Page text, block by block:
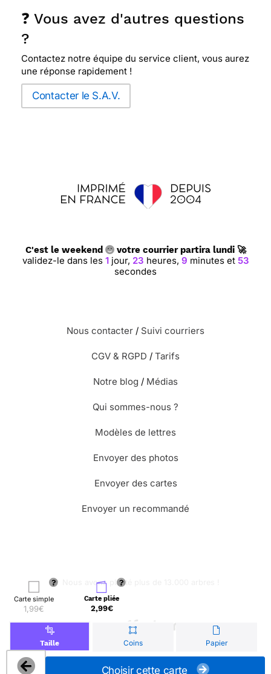
Carte simple
1,99€
Carte pliée
2,99€
Taille Coins Papier
Choisir cette carte
❓ Vous avez d'autres questions
?
Contactez notre équipe du service client, vous aurez
une réponse rapidement !
Contacter le S.A.V.
C'est le weekend votre courrier partira lundi 🚀
validez-le dans les 1 jour, 23 heures, 9 minutes et 52
secondes
Nous contacter / Suivi courriers
CGV & RGPD / Tarifs
Notre blog / Médias
Qui sommes-nous ?
Modèles de lettres
Envoyer des photos
Envoyer des cartes
Envoyer un recommandé
🌳 Nous avons planté plus de 13.000 arbres !
© Merci Facteur